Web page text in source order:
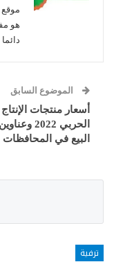
هو
الموضوع السابق
أسعار منتجات الإنتاج
الحربي 2022
البيع في المحافظات
ترفية